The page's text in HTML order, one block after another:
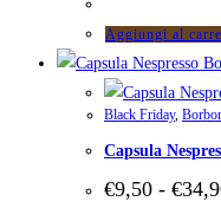
Aggiungi al
Black Friday,
Capsula
€9,50 - €